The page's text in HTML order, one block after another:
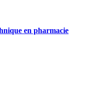
en pharmacie